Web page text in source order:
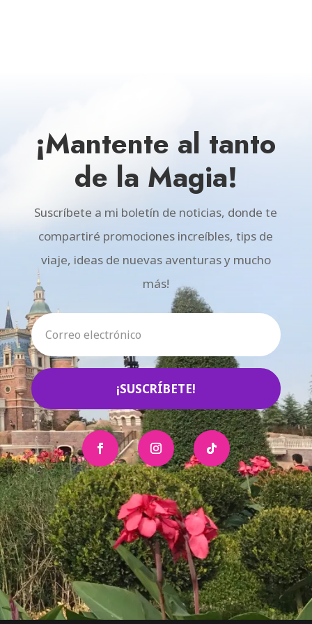
¡Mantente al tanto
de la Magia!
Suscríbete a mi boletín de noticias, donde te
compartiré promociones increíbles, tips de
viaje, ideas de nuevas aventuras y mucho
más!
¡SUSCRÍBETE!